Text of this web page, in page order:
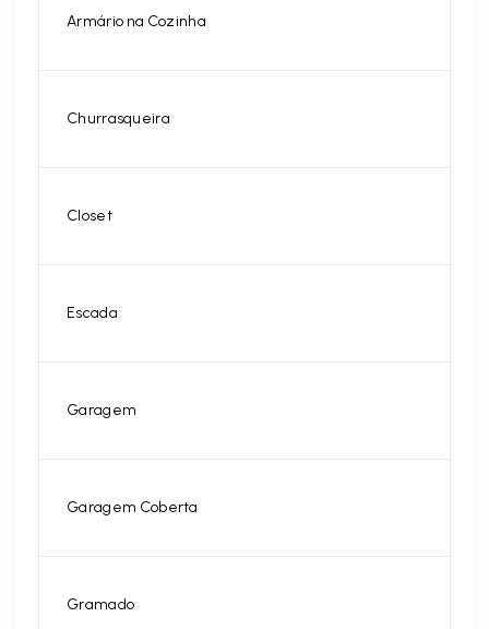
Armário na Cozinha
Churrasqueira
Closet
Escada
Garagem
Garagem Coberta
Gramado